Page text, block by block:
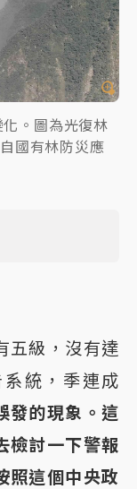
。圖為光復林
國有林防災應
五級，沒有達
統，季連成
發的現象。這
檢討一下警報
照這個中央政